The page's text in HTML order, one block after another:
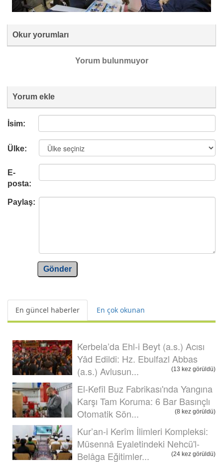
Okur yorumları
Yorum bulunmuyor
Yorum ekle
İsim:
Ülke:
E-
posta:
Paylaş:
Gönder
En güncel haberler En çok okunan
Kerbela’da Ehl-i Beyt (a.s.) Acısı
Yâd Edildi: Hz. Ebulfazl Abbas
(a.s.) Avlusun...
(13 kez görüldü)
El-Kefîl Buz Fabrikası'nda Yangına
Karşı Tam Koruma: 6 Bar Basınçlı
Otomatik Sön...
(8 kez görüldü)
Kur’an-i Kerîm İlimleri Kompleksi:
Müsennâ Eyaletindeki Nehcü'l-
Belâga Eğitimler...
(24 kez görüldü)